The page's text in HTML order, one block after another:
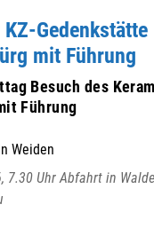
Himmelfahrt
Vitus
Martin
St. Martin
Himmelfahrt
St. Johannes
Mariä Geburt
Geist
Gedenkstätte
mit Führung
Besuch des
Führung
Weiden
7.30 Uhr Abfahrt in